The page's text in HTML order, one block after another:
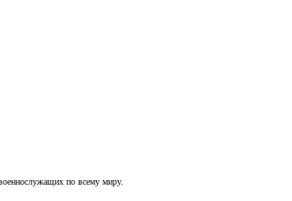
по всему миру.